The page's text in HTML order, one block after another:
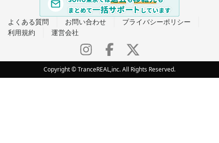
よくある質問 お問い合わせ
プライバシーポリシー
利用規約
運営会社
Copyright © TranceREAL,inc. All Rights Reserved.